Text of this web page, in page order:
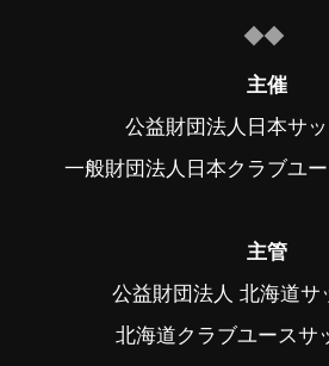
主催
公益財団法人日本サ
一般財団法人日本クラブユ
主管
公益財団法人 北海道サ
北海道クラブユースサ